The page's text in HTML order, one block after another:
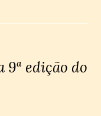
9ª edição do